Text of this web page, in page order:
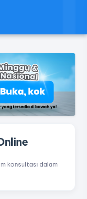
konsultasi dalam